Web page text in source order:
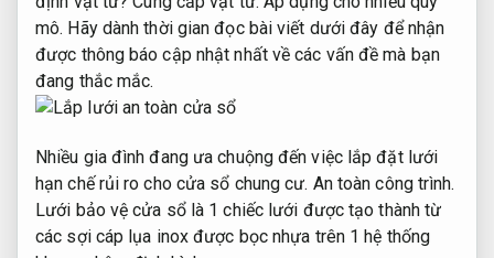
mô. Hãy dành thời gian đọc bài viết dưới đây để nhận
được thông báo cập nhật nhất về các vấn đề mà bạn
đang thắc mắc.
Nhiều gia đình đang ưa chuộng đến việc lắp đặt lưới
hạn chế rủi ro cho cửa sổ chung cư. An toàn công trình.
Lưới bảo vệ cửa sổ là 1 chiếc lưới được tạo thành từ
các sợi cáp lụa inox được bọc nhựa trên 1 hệ thống